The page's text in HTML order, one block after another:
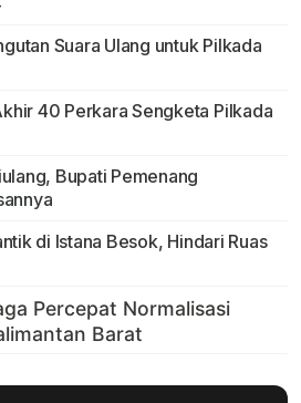
Suara Ulang untuk Pilkada
40 Perkara Sengketa Pilkada
Bupati Pemenang
di Istana Besok, Hindari Ruas